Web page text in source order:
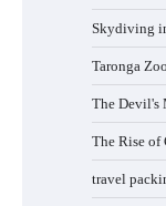
Skydiving
Taronga Zoo
The Devil's
The Rise of
travel